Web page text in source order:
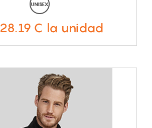
28.19€ la unidad